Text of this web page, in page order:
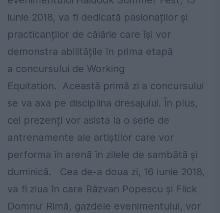
iunie 2018, va fi dedicată pasionaților și
practicanților de călărie care își vor
demonstra abilitățile în prima etapă
a concursului de Working
Equitation. Această primă zi a concursului
se va axa pe disciplina dresajului. În plus,
cei prezenți vor asista la o serie de
antrenamente ale artiștilor care vor
performa în arenă în zilele de sambătă și
duminică. Cea de-a doua zi, 16 iunie 2018,
va fi ziua în care Răzvan Popescu și Flick
Domnu’ Rimă, gazdele evenimentului, vor